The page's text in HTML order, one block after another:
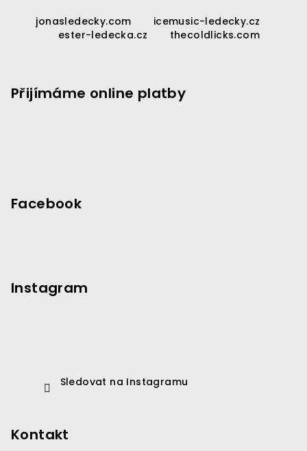
jonasledecky.com
icemusic-ledecky.cz
ester-ledecka.cz
thecoldlicks.com
Přijímáme online platby
Facebook
Instagram
Sledovat na Instagramu
Kontakt